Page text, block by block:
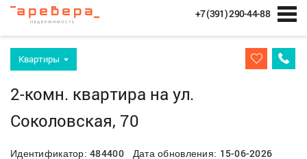
+7 (391) 290-44-88
Квартиры
2-комн. квартира на ул.
Соколовская, 70
Идентификатор:484400Дата обновления: 15-06-2026